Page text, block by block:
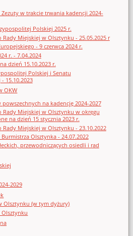
Zezuty w trakcie trwania kadencji 2024-
Polskiej 2025 r.
Rady Miejskiej w Olsztynku - 25.05.2025 r
- 9 czerwca 2024 r.
r. - 7.04.2024
dzień 15.10.2023 r.
Polskiej i Senatu
15.10.2023
OKW
na kadencję 2024-2027
Rady Miejskiej w Olsztynku w okręgu
na dzień 15 stycznia 2023 r.
Rady Miejskiej w Olsztynku - 23.10.2022
Olsztynka - 24.07.2022
przewodniczących osiedli i rad
2029
Olsztynku (w tym dyżury)
Olsztynku